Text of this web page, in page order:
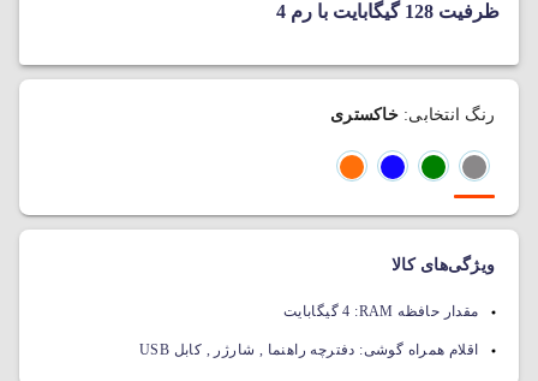
ظرفیت 128 گیگابایت با رم 4
رنگ انتخابی:خاکستری
ویژگی‌های کالا
مقدار حافظه RAM: 4 گیگابایت
اقلام همراه گوشی: دفترچه راهنما , شارژر , کابل USB